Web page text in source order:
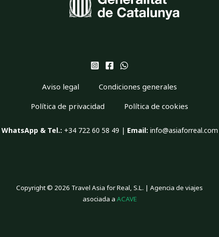
Aviso legal
Condiciones generales
Política de privacidad
Política de cookies
WhatsApp & Tel.: +34 722 60 58 49 | Email: info@asiaforreal.com
Copyright © 2026 Travel Asia for Real, S.L. | Agencia de viajes
asociada a ACAVE